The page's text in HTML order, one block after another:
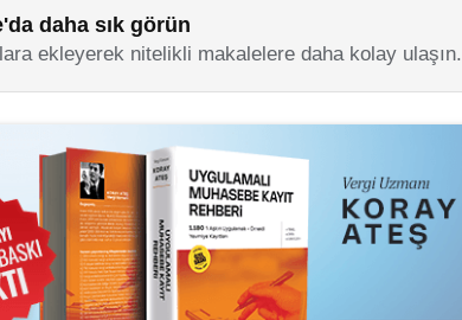
daha sık görün
ekleyerek nitelikli makalelere daha kolay ulaşın.